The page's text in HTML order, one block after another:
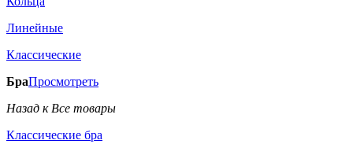
Линейные
Классические
БраПросмотреть
Назад к Все товары
Классические бра